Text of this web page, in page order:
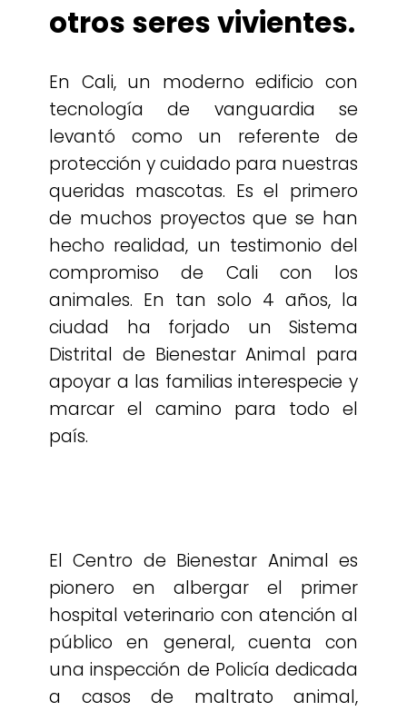
otros seres vivientes.
En Cali, un moderno edificio con
tecnología de vanguardia se
levantó como un referente de
protección y cuidado para nuestras
queridas mascotas. Es el primero
de muchos proyectos que se han
hecho realidad, un testimonio del
compromiso de Cali con los
animales. En tan solo 4 años, la
ciudad ha forjado un Sistema
Distrital de Bienestar Animal para
apoyar a las familias interespecie y
marcar el camino para todo el
país.
El Centro de Bienestar Animal es
pionero en albergar el primer
hospital veterinario con atención al
público en general, cuenta con
una inspección de Policía dedicada
a casos de maltrato animal,